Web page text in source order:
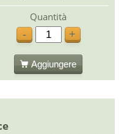
Quantità
-
+
Aggiungere